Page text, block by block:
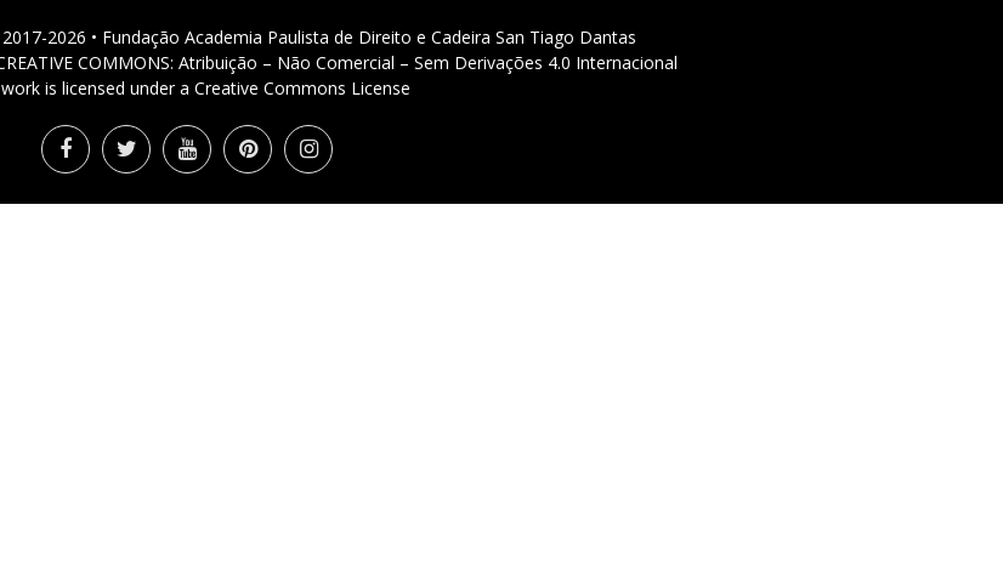
2026 • Fundação Academia Paulista de Direito e Cadeira San Tiago Dantas
COMMONS: Atribuição – Não Comercial – Sem Derivações 4.0 Internacional
is licensed under a Creative Commons License